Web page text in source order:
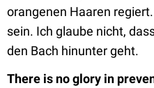
orangenen Haaren
sein. Ich glaube nicht,
den Bach hinunter geht.
There is no glory in